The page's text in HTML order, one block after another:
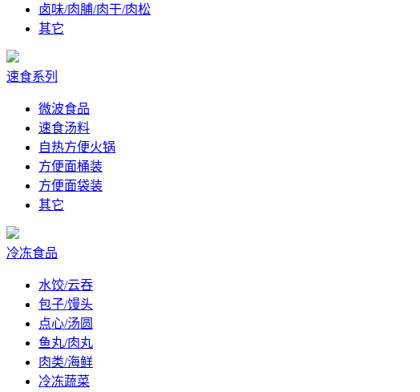
卤味/肉脯/肉干/肉松
其它
速食系列
微波食品
速食汤料
自热方便火锅
方便面桶装
方便面袋装
其它
冷冻食品
水饺/云吞
包子/馒头
点心/汤圆
鱼丸/肉丸
肉类/海鲜
冷冻蔬菜